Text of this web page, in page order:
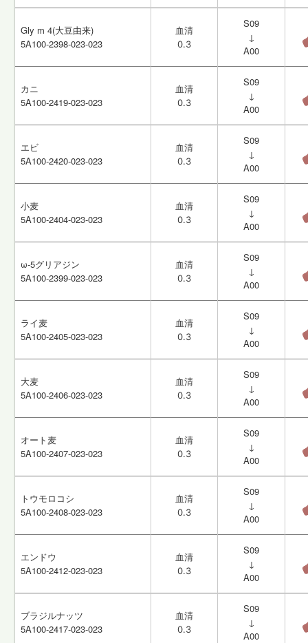
Gly m 4(大豆由来)
5A100-2398-023-023
血清
0.3
S09
↓
A00
カニ
5A100-2419-023-023
血清
0.3
S09
↓
A00
エビ
5A100-2420-023-023
血清
0.3
S09
↓
A00
小麦
5A100-2404-023-023
血清
0.3
S09
↓
A00
ω-5グリアジン
5A100-2399-023-023
血清
0.3
S09
↓
A00
ライ麦
5A100-2405-023-023
血清
0.3
S09
↓
A00
大麦
5A100-2406-023-023
血清
0.3
S09
↓
A00
オート麦
5A100-2407-023-023
血清
0.3
S09
↓
A00
トウモロコシ
5A100-2408-023-023
血清
0.3
S09
↓
A00
エンドウ
5A100-2412-023-023
血清
0.3
S09
↓
A00
ブラジルナッツ
5A100-2417-023-023
血清
0.3
S09
↓
A00
Gly m 4(大豆由来)
5A100-2398-023-023
血清
0.3
S09
↓
A00
カニ
5A100-2419-023-023
血清
0.3
S09
↓
A00
エビ
5A100-2420-023-023
血清
0.3
S09
↓
A00
小麦
5A100-2404-023-023
血清
0.3
S09
↓
A00
ω-5グリアジン
5A100-2399-023-023
血清
0.3
S09
↓
A00
ライ麦
5A100-2405-023-023
血清
0.3
S09
↓
A00
大麦
5A100-2406-023-023
血清
0.3
S09
↓
A00
オート麦
5A100-2407-023-023
血清
0.3
S09
↓
A00
トウモロコシ
5A100-2408-023-023
血清
0.3
S09
↓
A00
エンドウ
5A100-2412-023-023
血清
0.3
S09
↓
A00
ブラジルナッツ
5A100-2417-023-023
血清
0.3
S09
↓
A00